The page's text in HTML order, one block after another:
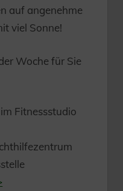
auf angenehme
viel Sonne!
Woche für Sie
Fitnessstudio